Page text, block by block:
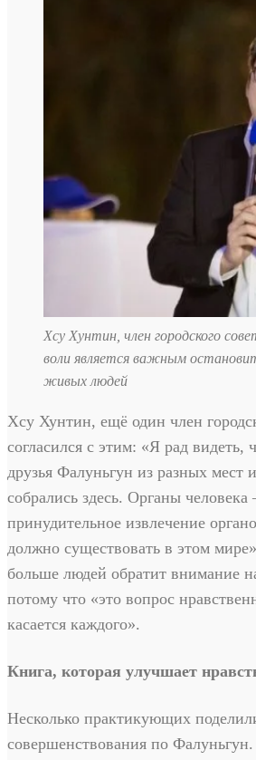
Хсу Хунтин, член городского
воли является важным
живых людей
Хсу Хунтин, ещё один член
согласился с этим: «Я рад видеть,
друзья Фалуньгун из разных мест
собрались здесь. Органы человека
принудительное извлечение
должно существовать в этом
больше людей обратит внимание
потому что «это вопрос
касается каждого».
Книга, которая улучшает
Несколько практикующих
совершенствования по